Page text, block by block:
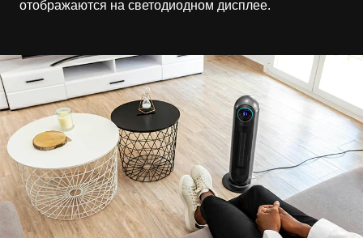
отображаются на светодиодном дисплее.